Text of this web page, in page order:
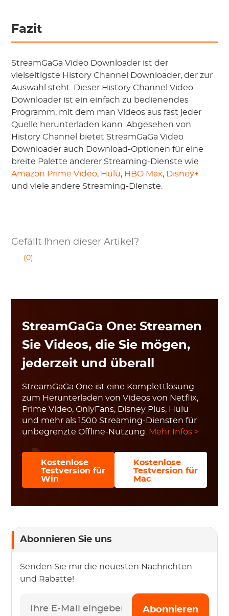
Fazit
StreamGaGa Video Downloader ist der
vielseitigste History Channel Downloader, der zur
Auswahl steht. Dieser History Channel Video
Downloader ist ein einfach zu bedienendes
Programm, mit dem man Videos aus fast jeder
Quelle herunterladen kann. Abgesehen von
History Channel bietet StreamGaGa Video
Downloader auch Download-Optionen für eine
breite Palette anderer Streaming-Dienste wie
Amazon Prime Video, Hulu, HBO Max, Disney+
und viele andere Streaming-Dienste.
Gefällt Ihnen dieser Artikel?
(0)
StreamGaGa One: Streamen
Sie Videos, die Sie mögen,
jederzeit und überall
StreamGaGa One ist eine Komplettlösung
zum Herunterladen von Videos von Netflix,
Prime Video, OnlyFans, Disney Plus, Hulu
und mehr als 1500 Streaming-Diensten für
unbegrenzte Offline-Nutzung.
Mehr Infos >
Kostenlose
Testversion für
Win
Kostenlose
Testversion für
Mac
Abonnieren Sie uns
Senden Sie mir die neuesten Nachrichten
und Rabatte!
Abonnieren